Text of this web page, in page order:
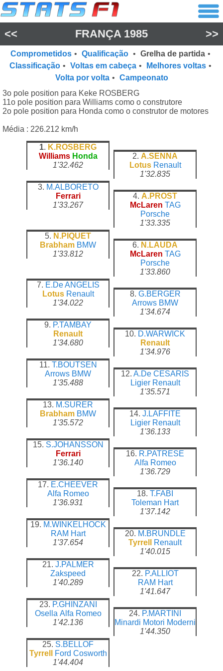
<< FRANÇA 1985 >>
Comprometidos • Qualificação • Grelha de partida •
Classificação • Voltas em cabeça • Melhores voltas •
Volta por volta • Campeonato
3o pole position para Keke ROSBERG
11o pole position para Williams como o construtore
2o pole position para Honda como o construtor de motores
Média : 226.212 km/h
1. K.ROSBERG
Williams Honda
1'32.462
2. A.SENNA
Lotus Renault
1'32.835
3. M.ALBORETO
Ferrari
1'33.267
4. A.PROST
McLaren TAG
Porsche
1'33.335
5. N.PIQUET
Brabham BMW
1'33.812
6. N.LAUDA
McLaren TAG
Porsche
1'33.860
7. E.De ANGELIS
Lotus Renault
1'34.022
8. G.BERGER
Arrows BMW
1'34.674
9. P.TAMBAY
Renault
1'34.680
10. D.WARWICK
Renault
1'34.976
11. T.BOUTSEN
Arrows BMW
1'35.488
12. A.De CESARIS
Ligier Renault
1'35.571
13. M.SURER
Brabham BMW
1'35.572
14. J.LAFFITE
Ligier Renault
1'36.133
15. S.JOHANSSON
Ferrari
1'36.140
16. R.PATRESE
Alfa Romeo
1'36.729
17. E.CHEEVER
Alfa Romeo
1'36.931
18. T.FABI
Toleman Hart
1'37.142
19. M.WINKELHOCK
RAM Hart
1'37.654
20. M.BRUNDLE
Tyrrell
Renault
1'40.015
21. J.PALMER
Zakspeed
1'40.289
22. P.ALLIOT
RAM Hart
1'41.647
23. P.GHINZANI
Osella Alfa Romeo
1'42.136
24. P.MARTINI
Minardi Motori Moderni
1'44.350
25. S.BELLOF
Tyrrell
Ford Cosworth
1'44.404